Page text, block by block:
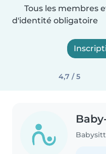
Tous les membres
d'identité obligatoire
4,7 / 5